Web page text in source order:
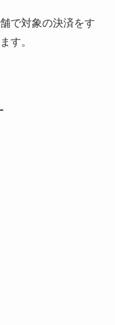
で対象の決済をす
す。